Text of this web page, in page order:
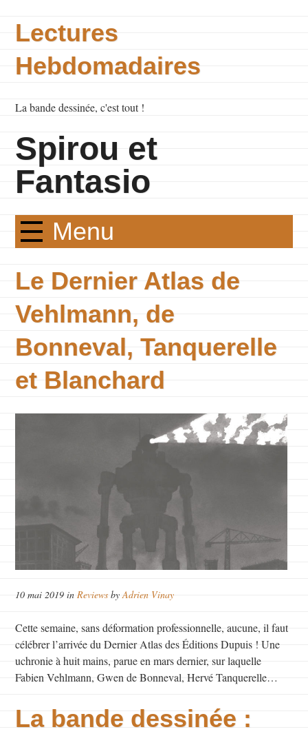
Lectures
Hebdomadaires
La bande dessinée, c'est tout !
Spirou et
Fantasio
Menu
Le Dernier Atlas de
Vehlmann, de
Bonneval, Tanquerelle
et Blanchard
10 mai 2019 in Reviews byAdrien Vinay
Cette semaine, sans déformation professionnelle, aucune, il faut
célébrer l’arrivée du Dernier Atlas des Éditions Dupuis ! Une
uchronie à huit mains, parue en mars dernier, sur laquelle
Fabien Vehlmann, Gwen de Bonneval, Hervé Tanquerelle…
La bande dessinée :